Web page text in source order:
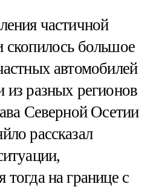
частичной
скопилось большое
автомобилей
разных регионов
Северной Осетии
рассказал
на границе с